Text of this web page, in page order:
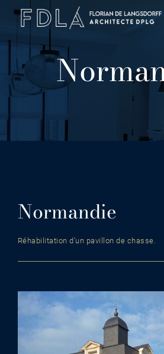
Skip
content
Agence
Projets
Normandie
Réhabilitation d’un pavillon de chasse.